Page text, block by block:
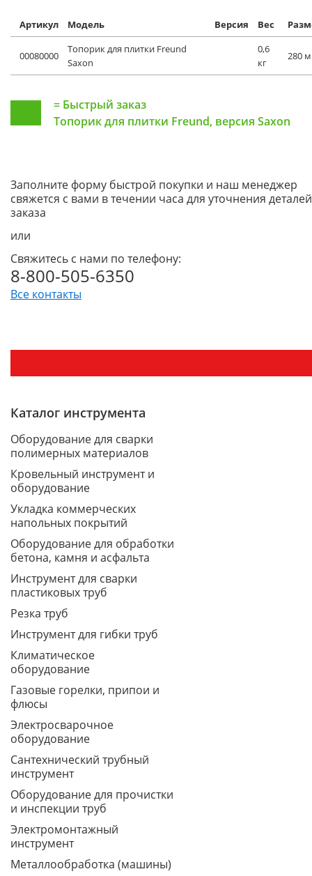
Артикул Модель Версия Вес
00080000
Топорик для плитки Freund
Saxon
0,6
кг
280
= Быстрый заказ
Топорик для плитки Freund, версия Saxon
Заполните форму быстрой покупки и наш менеджер
свяжется с вами в течении часа для уточнения деталей
заказа
или
Свяжитесь с нами по телефону:
8-800-505-6350
Все контакты
Каталог инструмента
Оборудование для сварки
полимерных материалов
Кровельный инструмент и
оборудование
Укладка коммерческих
напольных покрытий
Оборудование для обработки
бетона, камня и асфальта
Инструмент для сварки
пластиковых труб
Резка труб
Инструмент для гибки труб
Климатическое
оборудование
Газовые горелки, припои и
флюсы
Электросварочное
оборудование
Сантехнический трубный
инструмент
Оборудование для прочистки
и инспекции труб
Электромонтажный
инструмент
Металлообработка (машины)